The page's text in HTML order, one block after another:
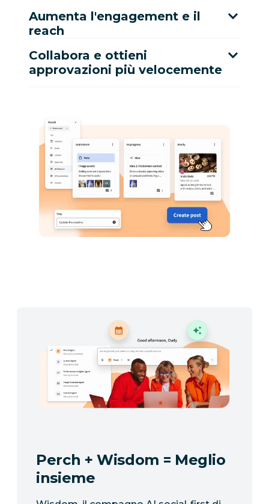
Aumenta l'engagement e il
reach
Collabora e ottieni
approvazioni più velocemente
Perch + Wisdom = Meglio
insieme